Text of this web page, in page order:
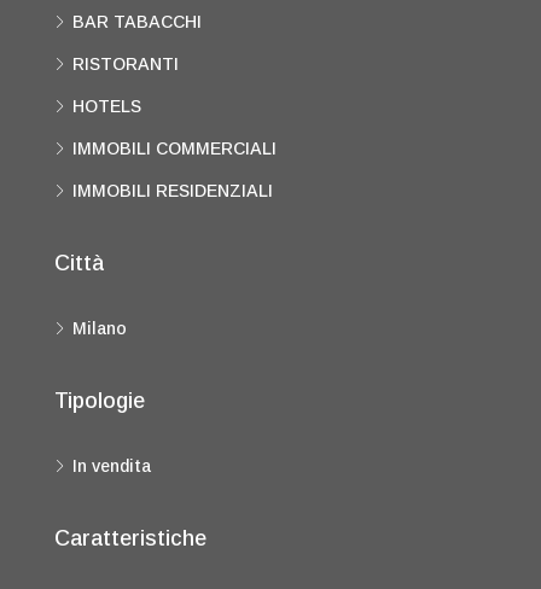
BAR TABACCHI
RISTORANTI
HOTELS
IMMOBILI COMMERCIALI
IMMOBILI RESIDENZIALI
Città
Milano
Tipologie
In vendita
Caratteristiche